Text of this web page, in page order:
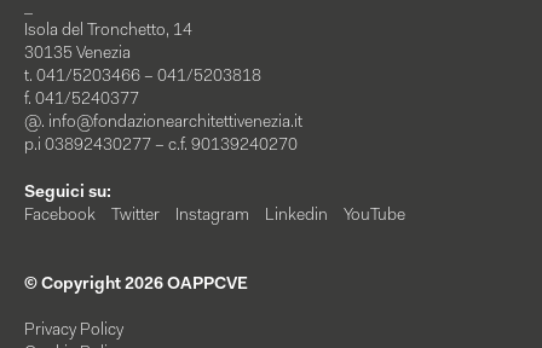
Isola del Tronchetto, 14
30135 Venezia
t. 041/5203466 – 041/5203818
f. 041/5240377
@. info@fondazionearchitettivenezia.it
p.i 03892430277 – c.f. 90139240270
Seguici su:
Facebook
Twitter Instagram Linkedin YouTube
© Copyright 2026 OAPPCVE
Privacy Policy